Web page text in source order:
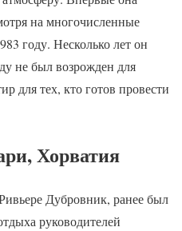
на многочисленные
году. Несколько лет он
не был возрожден для
для тех, кто готов провести
Хорватия
Дубровник, ранее был
руководителей